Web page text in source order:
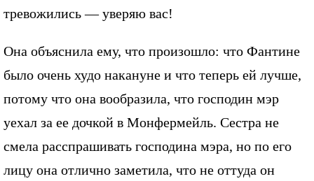
тревожились — уверяю вас!
Она объяснила ему, что произошло: что Фантине
было очень худо накануне и что теперь ей лучше,
потому что она вообразила, что господин мэр
уехал за ее дочкой в Монфермейль. Сестра не
смела расспрашивать господина мэра, но по его
лицу она отлично заметила, что не оттуда он